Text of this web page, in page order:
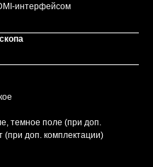
интерфейсом
темное поле (при доп.
(при доп. комплектации)